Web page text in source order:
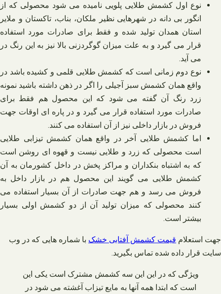
نوع اول کشمش طلایی پلویی نامیده می‌ شود محصولی که از
انگور بی دانه در شهرهایی نظیر ملکان، بناب، تاکستان و ملایر
استان همدان تولید شده و فقط برای صادرات مورد استفاده
قرار می‌ گیرد و به علت میزان گوگردزنی بالا نیز به این رنگ در
می‌ آید.
نوع دوم زمانی است که کشمش طلایی قلمی و کشیده باشد در
واقع همان کشمش سبز آجیلی را اگر در ذهن داشته باشید نمونه
زرد رنگ آن گفته می‌ شود که این محصول هم فقط برای
صادرات مورد استفاده قرار می‌ گیرد و در پاره‌ ای اوقات جهت
فروش در بازار داخلی نیز از آن استفاده می‌ کنند.
اما کشمش طلایی آخر در واقع همان کشمش تیزابی طلایی
است محصولی که زرد و طلایی نیست و قهوه‌ ای روشن است
که به اشتباه بنکداران و مراکز پخش در داخل کشورمان به آن
کشمش طلایی می‌ گویند این محصول هم در بازار داخل به
فروش می‌ رسد و هم جهت صادرات از آن بسیار استفاده می‌
کنند محصولی که میزان تولید آن از دو کشمش اولی بسیار
بیشتر است.
جهت استعلام قیمت کشمش آفتابی خشک با شماره هایی که در وب
سایت قرار داده شده تماس بگیرید.
ویژگی که در این این سه کشمش مشترک است یکی این
است که ابتدا همه آنها به مایع تیزاب آغشته می‌ شود در